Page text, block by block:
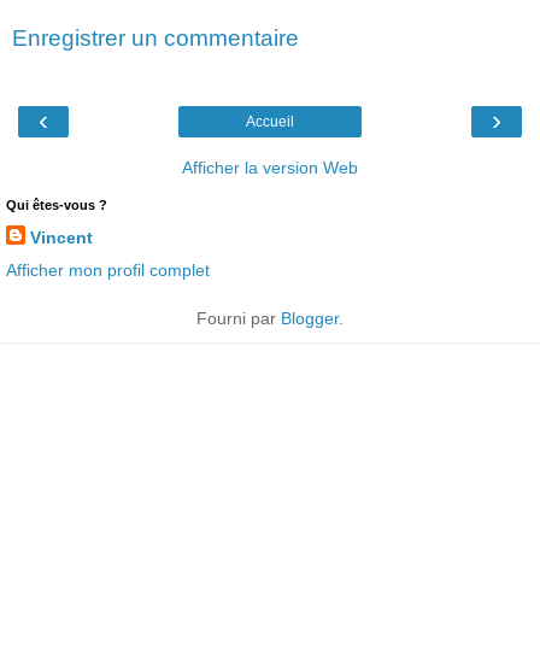
Enregistrer un commentaire
‹ ›
Accueil
Afficher la version Web
Qui êtes-vous ?
Vincent
Afficher mon profil complet
Fourni par Blogger.